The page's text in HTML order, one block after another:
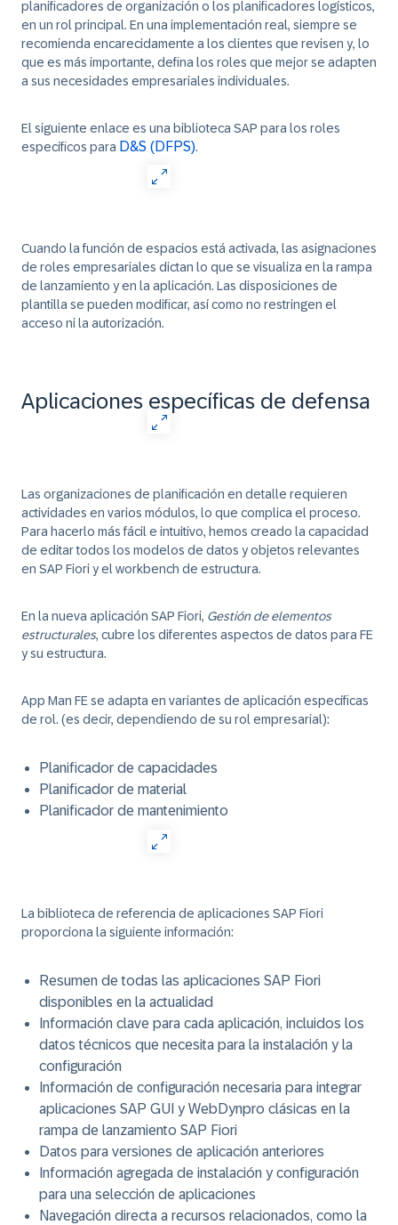
planificadores de organización o los planificadores logísticos,
en un rol principal. En una implementación real, siempre se
recomienda encarecidamente a los clientes que revisen y, lo
que es más importante, defina los roles que mejor se adapten
a sus necesidades empresariales individuales.
El siguiente enlace es una biblioteca SAP para los roles
específicos para D&S (DFPS).
Cuando la función de espacios está activada, las asignaciones
de roles empresariales dictan lo que se visualiza en la rampa
de lanzamiento y en la aplicación. Las disposiciones de
plantilla se pueden modificar, así como no restringen el
acceso ni la autorización.
Aplicaciones específicas de defensa
Las organizaciones de planificación en detalle requieren
actividades en varios módulos, lo que complica el proceso.
Para hacerlo más fácil e intuitivo, hemos creado la capacidad
de editar todos los modelos de datos y objetos relevantes
en SAP Fiori y el workbench de estructura.
En la nueva aplicación SAP Fiori, Gestión de elementos
estructurales, cubre los diferentes aspectos de datos para FE
y su estructura.
App Man FE se adapta en variantes de aplicación específicas
de rol. (es decir, dependiendo de su rol empresarial):
Planificador de capacidades
Planificador de material
Planificador de mantenimiento
La biblioteca de referencia de aplicaciones SAP Fiori
proporciona la siguiente información:
Resumen de todas las aplicaciones SAP Fiori
disponibles en la actualidad
Información clave para cada aplicación, incluidos los
datos técnicos que necesita para la instalación y la
configuración
Información de configuración necesaria para integrar
aplicaciones SAP GUI y WebDynpro clásicas en la
rampa de lanzamiento SAP Fiori
Datos para versiones de aplicación anteriores
Información agregada de instalación y configuración
para una selección de aplicaciones
Navegación directa a recursos relacionados, como la